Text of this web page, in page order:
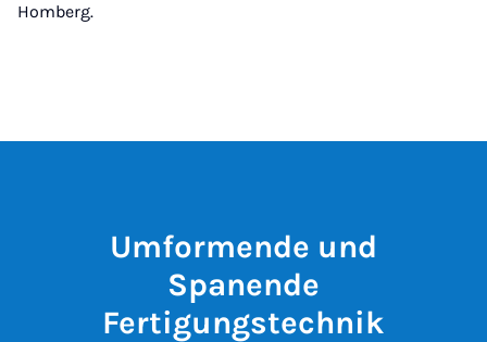
Homberg.
Umformende und
Spanende
Fertigungstechnik